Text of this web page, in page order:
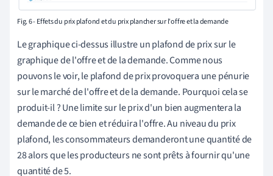
Fig. 6 - Effets du prix plafond et du prix plancher sur l'offre et la demande
Le graphique ci-dessus illustre un plafond de prix sur le
graphique de l'offre et de la demande. Comme nous
pouvons le voir, le plafond de prix provoquera une pénurie
sur le marché de l'offre et de la demande. Pourquoi cela se
produit-il ? Une limite sur le prix d'un bien augmentera la
demande de ce bien et réduira l'offre. Au niveau du prix
plafond, les consommateurs demanderont une quantité de
28 alors que les producteurs ne sont prêts à fournir qu'une
quantité de 5.